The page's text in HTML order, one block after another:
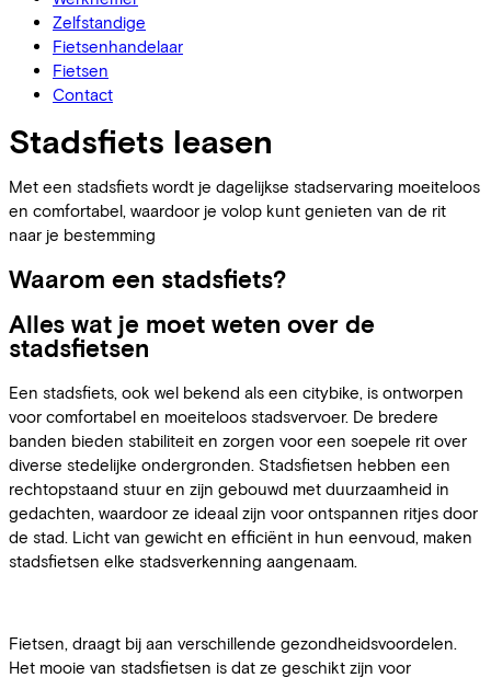
Zelfstandige
Fietsenhandelaar
Fietsen
Contact
Stadsfiets leasen
Met een stadsfiets wordt je dagelijkse stadservaring moeiteloos
en comfortabel, waardoor je volop kunt genieten van de rit
naar je bestemming
Waarom een stadsfiets?
Alles wat je moet weten over de
stadsfietsen
Een stadsfiets, ook wel bekend als een citybike, is ontworpen
voor comfortabel en moeiteloos stadsvervoer. De bredere
banden bieden stabiliteit en zorgen voor een soepele rit over
diverse stedelijke ondergronden. Stadsfietsen hebben een
rechtopstaand stuur en zijn gebouwd met duurzaamheid in
gedachten, waardoor ze ideaal zijn voor ontspannen ritjes door
de stad. Licht van gewicht en efficiënt in hun eenvoud, maken
stadsfietsen elke stadsverkenning aangenaam.
Fietsen, draagt bij aan verschillende gezondheidsvoordelen.
Het mooie van stadsfietsen is dat ze geschikt zijn voor